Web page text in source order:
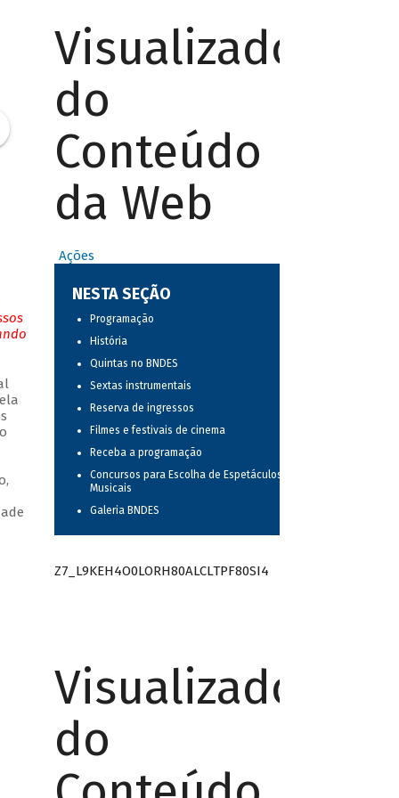
Visualizador
do
Conteúdo
da Web
Ações
NESTA SEÇÃO
Programação
História
Quintas no BNDES
Sextas instrumentais
Reserva de ingressos
Filmes e festivais de cinema
Receba a programação
Concursos para Escolha de Espetáculos
Musicais
Galeria BNDES
Z7_L9KEH4O0LORH80ALCLTPF80SI4
Visualizador
do